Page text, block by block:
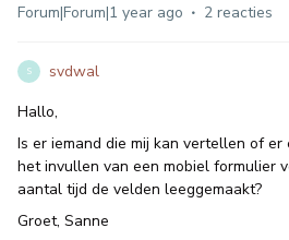
Forum|Forum|1 year ago 2 reacties
S
svdwal
Hallo,
Is er iemand die mij kan vertellen of
het invullen van een mobiel formulier
aantal tijd de velden leeggemaakt?
Groet, Sanne